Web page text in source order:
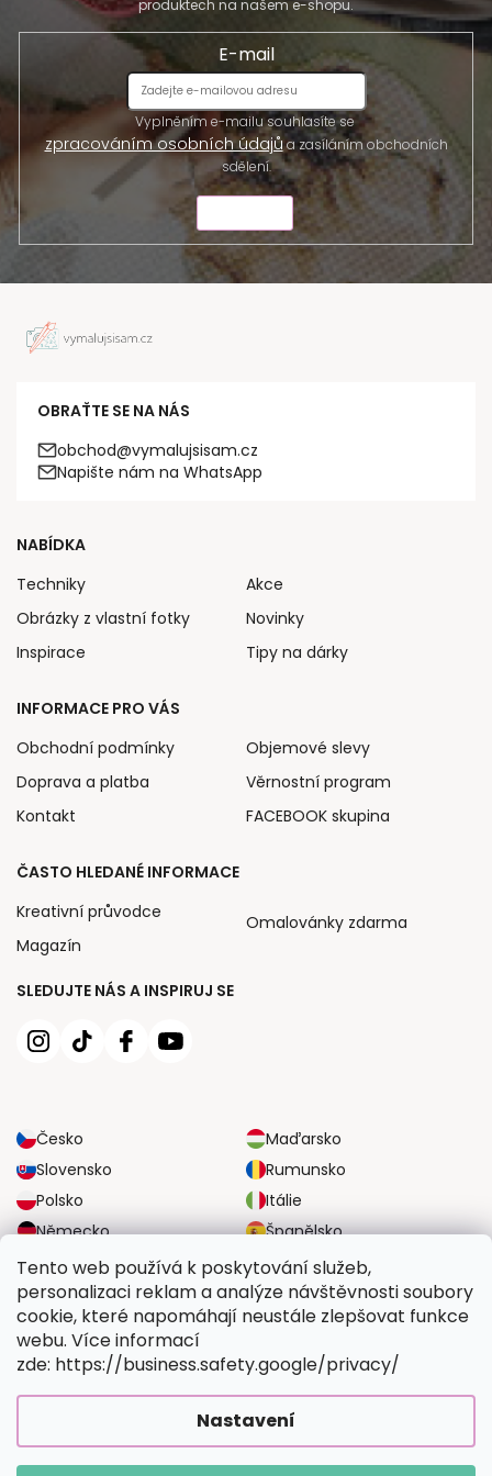
Tento web používá k poskytování služeb,
personalizaci reklam a analýze návštěvnosti soubory
cookie, které napomáhají neustále zlepšovat funkce
webu. Více informací
zde: https://business.safety.google/privacy/
Nastavení
produktech na našem e-shopu.
E-mail
Vyplněním e-mailu souhlasíte se
zpracováním osobních údajůa zasíláním obchodních
sdělení.
OBRAŤTE SE NA NÁS
obchod@vymalujsisam.cz
Napište nám na WhatsApp
SLEDUJTE NÁS A INSPIRUJ SE
Česko
Maďarsko
Slovensko
Rumunsko
Polsko
Itálie
Německo
Španělsko
Velká Británie
Rakousko
NABÍDKA
Techniky
Obrázky z vlastní fotky
Inspirace
Akce
Novinky
Tipy na dárky
INFORMACE PRO VÁS
Obchodní podmínky
Doprava a platba
Kontakt
Objemové slevy
Věrnostní program
FACEBOOK skupina
ČASTO HLEDANÉ INFORMACE
Kreativní průvodce
Magazín
Omalovánky zdarma
SPOLEHLIVÉ MOŽNOSTI DOPRAVY
BEZPEČNÉ MOŽNOSTI PLATBY